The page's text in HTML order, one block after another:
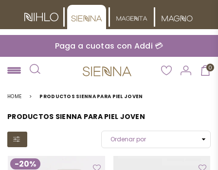
Paga a cuotas con Addi 💳
0
HOME > PRODUCTOS SIENNA PARA PIEL JOVEN
PRODUCTOS SIENNA PARA PIEL JOVEN
-20%